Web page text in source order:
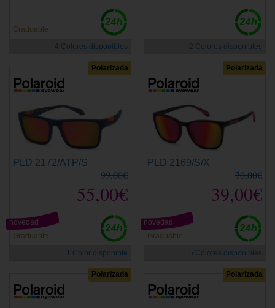
Graduable
4 Colores disponibles
2 Colores disponibles
Polarizada
PLD 2172/ATP/S
99,00€
55,00€
Graduable
novedad
1 Color disponible
Polarizada
PLD 2169/S/X
70,00€
39,00€
Graduable
novedad
5 Colores disponibles
Polarizada Polarizada